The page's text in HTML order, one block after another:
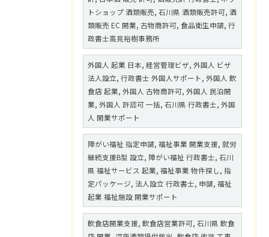
トショップ 酒類販売, 石川県 酒類販売許可, 酒
類販売 EC 開業, 古物商許可, 食品衛生申請, 行
政書士高見裕樹事務所
外国人 起業 日本, 経営管理ビザ, 外国人 ビザ
法人設立, 行政書士 外国人サポート, 外国人 飲
食店 起業, 外国人 古物商許可, 外国人 民泊開
業, 外国人 許認可 一括, 石川県 行政書士, 外国
人 開業サポート
障がい福祉 指定申請, 福祉事業 開業支援, 就労
継続支援B型 設立, 障がい福祉 行政書士, 石川
県 福祉サービス 起業, 福祉事業 物件探し, 指
定パッケージ, 法人設立 行政書士, 申請, 福祉
起業 福祉施設 開業サポート
飲食店開業支援, 飲食店営業許可, 石川県 飲食